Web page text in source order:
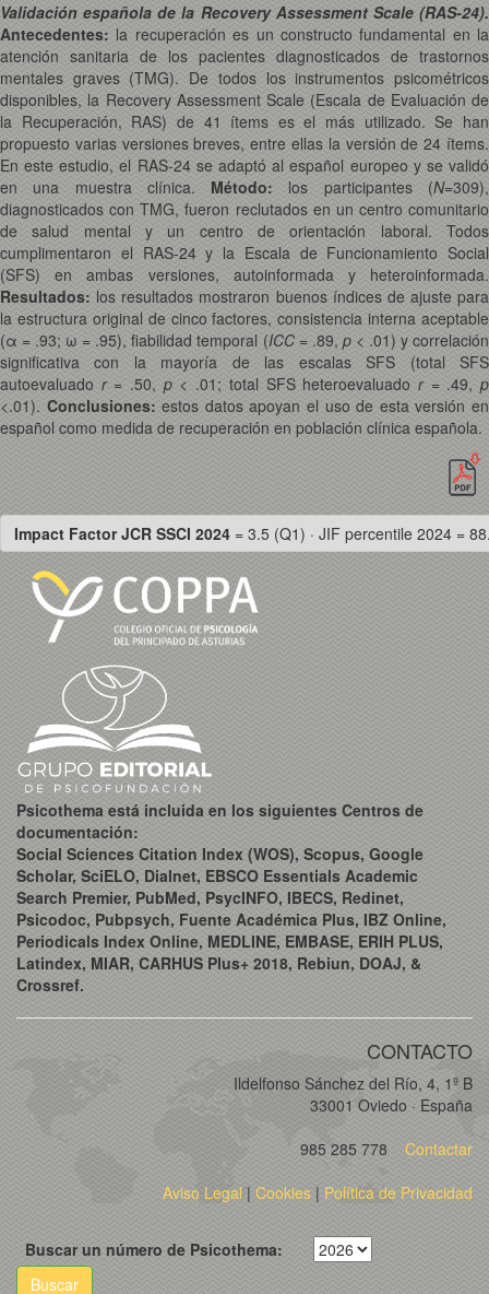
Validación española de la Recovery Assessment Scale (RAS-24).
Antecedentes: la recuperación es un constructo fundamental en la
atención sanitaria de los pacientes diagnosticados de trastornos
mentales graves (TMG). De todos los instrumentos psicométricos
disponibles, la Recovery Assessment Scale (Escala de Evaluación de
la Recuperación, RAS) de 41 ítems es el más utilizado. Se han
propuesto varias versiones breves, entre ellas la versión de 24 ítems.
En este estudio, el RAS-24 se adaptó al español europeo y se validó
en una muestra clínica.Método: los participantes (N=309),
diagnosticados con TMG, fueron reclutados en un centro comunitario
de salud mental y un centro de orientación laboral. Todos
cumplimentaron el RAS-24 y la Escala de Funcionamiento Social
(SFS) en ambas versiones, autoinformada y heteroinformada.
Resultados: los resultados mostraron buenos índices de ajuste para
la estructura original de cinco factores, consistencia interna aceptable
(α = .93; ω = .95), fiabilidad temporal (ICC= .89, p< .01) y correlación
significativa con la mayoría de las escalas SFS (total SFS
autoevaluado r= .50, p< .01; total SFS heteroevaluado r= .49,p
<.01). Conclusiones: estos datos apoyan el uso de esta versión en
español como medida de recuperación en población clínica española.
Impact Factor JCR SSCI 2024 = 3.5 (Q1) · JIF percentile 2024 =
Psicothema está incluida en los siguientes Centros de
documentación:
Social Sciences Citation Index (WOS), Scopus, Google
Scholar, SciELO, Dialnet, EBSCO Essentials Academic
Search Premier, PubMed, PsycINFO, IBECS, Redinet,
Psicodoc, Pubpsych, Fuente Académica Plus, IBZ Online,
Periodicals Index Online, MEDLINE, EMBASE, ERIH PLUS,
Latindex, MIAR, CARHUS Plus+ 2018, Rebiun, DOAJ, &
Crossref.
CONTACTO
Ildelfonso Sánchez del Río, 4, 1º B
33001 Oviedo · España
985 285 778
Contactar
Aviso Legal| Cookies | Política de Privacidad
Buscar un número de Psicothema:
Buscar